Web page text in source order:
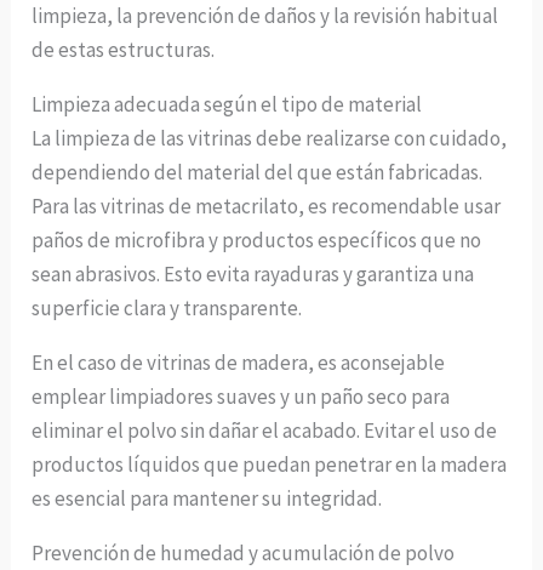
limpieza, la prevención de daños y la revisión habitual
de estas estructuras.
Limpieza adecuada según el tipo de material
La limpieza de las vitrinas debe realizarse con cuidado,
dependiendo del material del que están fabricadas.
Para las vitrinas de metacrilato, es recomendable usar
paños de microfibra y productos específicos que no
sean abrasivos. Esto evita rayaduras y garantiza una
superficie clara y transparente.
En el caso de vitrinas de madera, es aconsejable
emplear limpiadores suaves y un paño seco para
eliminar el polvo sin dañar el acabado. Evitar el uso de
productos líquidos que puedan penetrar en la madera
es esencial para mantener su integridad.
Prevención de humedad y acumulación de polvo